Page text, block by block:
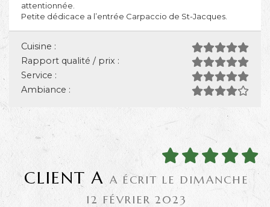
attentionnée.
Petite dédicace a l’entrée Carpaccio de St-Jacques.
Cuisine :
Rapport qualité / prix :
Service :
Ambiance :
CLIENT A A ÉCRIT LE DIMANCHE
12 FÉVRIER 2023